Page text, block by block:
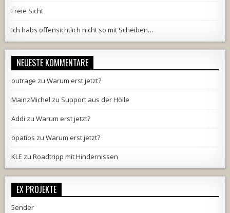
Freie Sicht
Ich habs offensichtlich nicht so mit Scheiben…
NEUESTE KOMMENTARE
outrage zuWarum erst jetzt?
MainzMichel zu Support aus der Hölle
Addi zuWarum erst jetzt?
opatios zuWarum erst jetzt?
KLE zuRoadtripp mit Hindernissen
EX PROJEKTE
5ender